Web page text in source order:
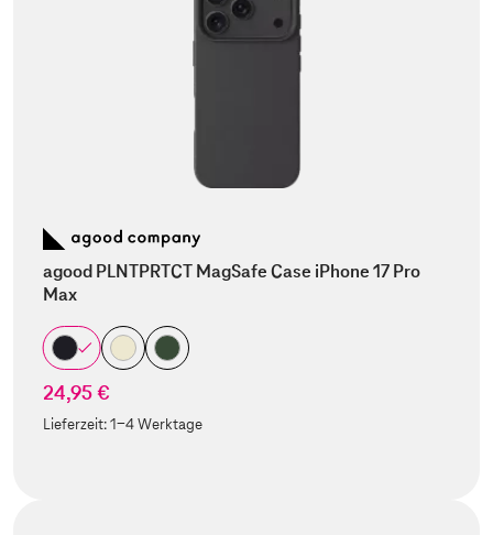
agood PLNTPRTCT MagSafe Case iPhone 17 Pro
Max
24,95 €
Lieferzeit:1-4 Werktage